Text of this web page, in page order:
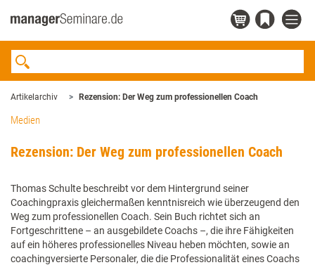
Artikelarchiv Rezension: Der Weg zum professionellen Coach
Medien
Rezension: Der Weg zum professionellen Coach
Thomas Schulte beschreibt vor dem Hintergrund seiner
Coachingpraxis gleichermaßen kenntnisreich wie überzeugend den
Weg zum professionellen Coach. Sein Buch richtet sich an
Fortgeschrittene – an ausgebildete Coachs –, die ihre Fähigkeiten
auf ein höheres professionelles Niveau heben möchten, sowie an
coachingversierte Personaler, die die Professionalität eines Coachs